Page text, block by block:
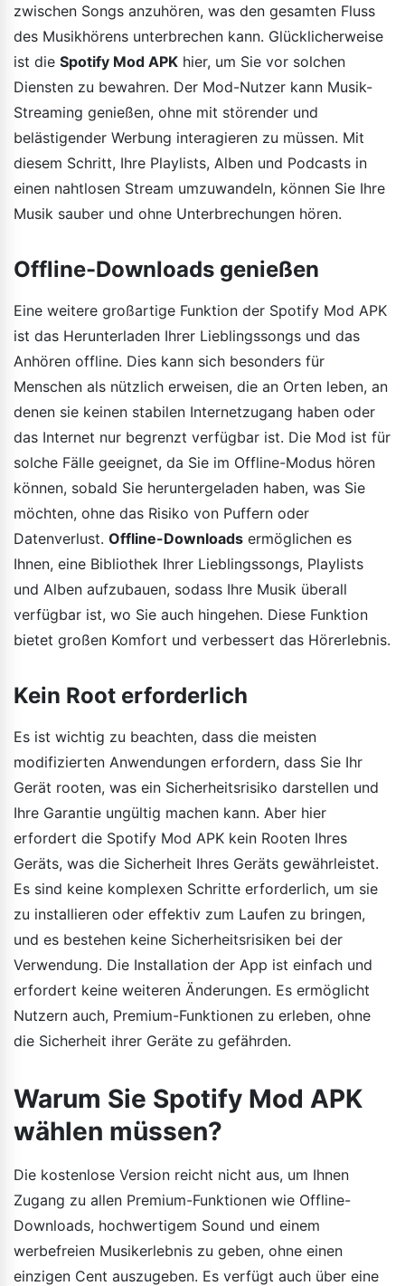
zwischen Songs anzuhören, was den gesamten Fluss
des Musikhörens unterbrechen kann. Glücklicherweise
ist die Spotify Mod APK hier, um Sie vor solchen
Diensten zu bewahren. Der Mod-Nutzer kann Musik-
Streaming genießen, ohne mit störender und
belästigender Werbung interagieren zu müssen. Mit
diesem Schritt, Ihre Playlists, Alben und Podcasts in
einen nahtlosen Stream umzuwandeln, können Sie Ihre
Musik sauber und ohne Unterbrechungen hören.
Offline-Downloads genießen
Eine weitere großartige Funktion der Spotify Mod APK
ist das Herunterladen Ihrer Lieblingssongs und das
Anhören offline. Dies kann sich besonders für
Menschen als nützlich erweisen, die an Orten leben, an
denen sie keinen stabilen Internetzugang haben oder
das Internet nur begrenzt verfügbar ist. Die Mod ist für
solche Fälle geeignet, da Sie im Offline-Modus hören
können, sobald Sie heruntergeladen haben, was Sie
möchten, ohne das Risiko von Puffern oder
Datenverlust. Offline-Downloads ermöglichen es
Ihnen, eine Bibliothek Ihrer Lieblingssongs, Playlists
und Alben aufzubauen, sodass Ihre Musik überall
verfügbar ist, wo Sie auch hingehen. Diese Funktion
bietet großen Komfort und verbessert das Hörerlebnis.
Kein Root erforderlich
Es ist wichtig zu beachten, dass die meisten
modifizierten Anwendungen erfordern, dass Sie Ihr
Gerät rooten, was ein Sicherheitsrisiko darstellen und
Ihre Garantie ungültig machen kann. Aber hier
erfordert die Spotify Mod APK kein Rooten Ihres
Geräts, was die Sicherheit Ihres Geräts gewährleistet.
Es sind keine komplexen Schritte erforderlich, um sie
zu installieren oder effektiv zum Laufen zu bringen,
und es bestehen keine Sicherheitsrisiken bei der
Verwendung. Die Installation der App ist einfach und
erfordert keine weiteren Änderungen. Es ermöglicht
Nutzern auch, Premium-Funktionen zu erleben, ohne
die Sicherheit ihrer Geräte zu gefährden.
Warum Sie Spotify Mod APK
wählen müssen?
Die kostenlose Version reicht nicht aus, um Ihnen
Zugang zu allen Premium-Funktionen wie Offline-
Downloads, hochwertigem Sound und einem
werbefreien Musikerlebnis zu geben, ohne einen
einzigen Cent auszugeben. Es verfügt auch über eine